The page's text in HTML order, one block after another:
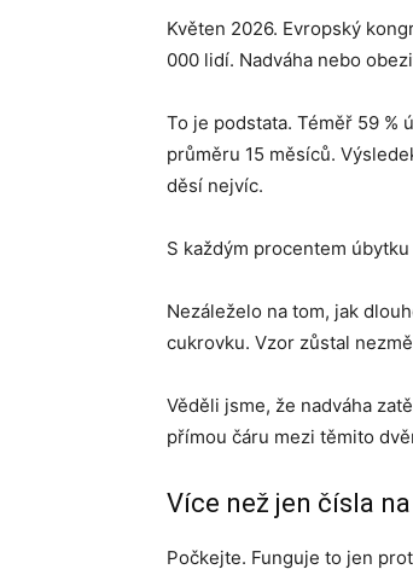
Květen 2026. Evropský
000 lidí. Nadváha nebo
To je podstata. Téměř 59 %
průměru 15 měsíců.
děsí nejvíc.
S každým procentem
Nezáleželo na tom, jak
cukrovku. Vzor zůstal
Věděli jsme, že nadváha
přímou čáru mezi těmito
Více než jen čísla
Počkejte. Funguje to jen